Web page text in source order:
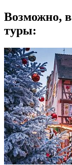
Возможно,
туры: